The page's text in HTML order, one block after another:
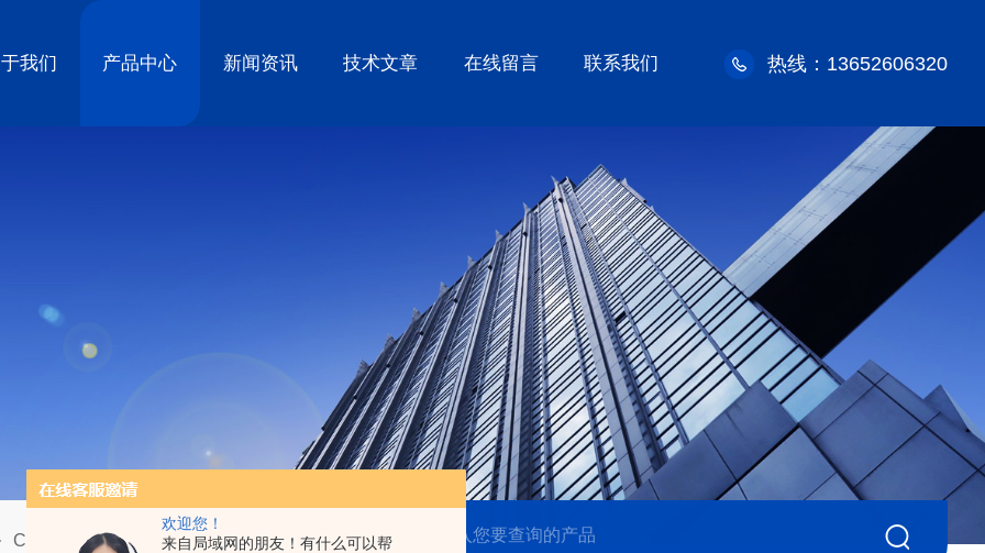
欢迎您！
来自局域网的朋友！有什么可以帮
我们 产品中心 新闻资讯 技术文章 在线留言 联系我们 热线：13652606320
CA700全自动多点光学接触角测量仪 CA750全自动接触角测量仪厂家 表面润湿性能分析